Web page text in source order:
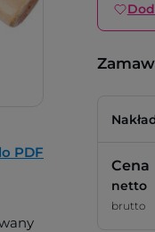
PDF
Cena
netto
brutto